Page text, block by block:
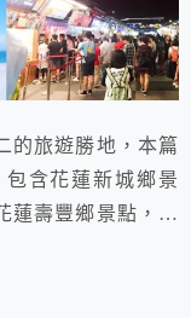
的旅遊勝地，本篇
含花蓮新城鄉景
蓮壽豐鄉景點，供